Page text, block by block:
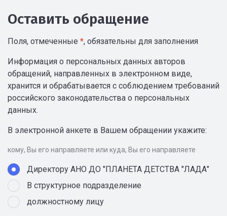
Оставить обращение
Поля, отмеченные *, обязательны для заполнения
Информация о персональных данных авторов
обращений, направленных в электронном виде,
хранится и обрабатывается с соблюдением требований
российского законодательства о персональных
данных.
В электронной анкете в Вашем обращении укажите:
кому, Вы его направляете или куда, Вы его направляете
Директору АНО ДО "ПЛАНЕТА ДЕТСТВА "ЛАДА"
В структурное подразделение
должностному лицу